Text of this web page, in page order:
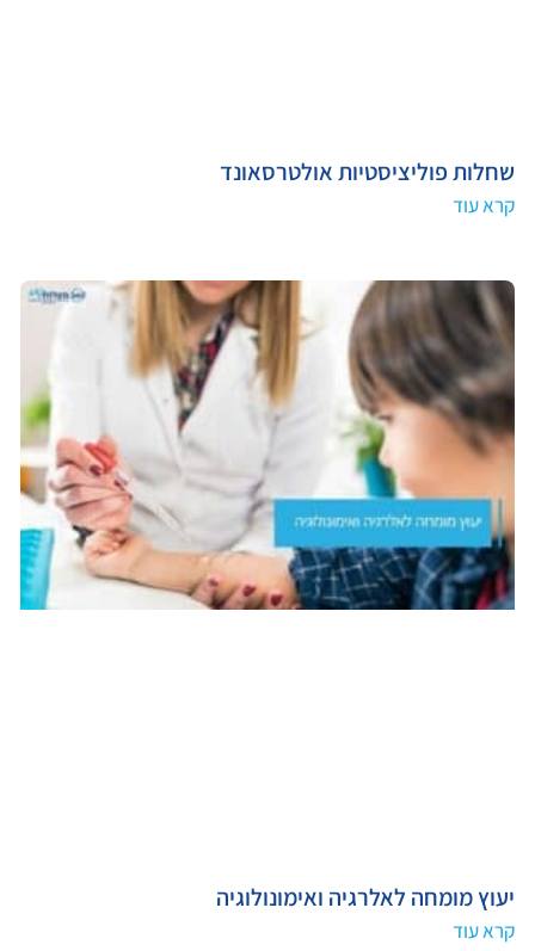
שחלות פוליציסטיות אולטרסאונד
קרא עוד
יעוץ מומחה לאלרגיה ואימונולוגיה
קרא עוד